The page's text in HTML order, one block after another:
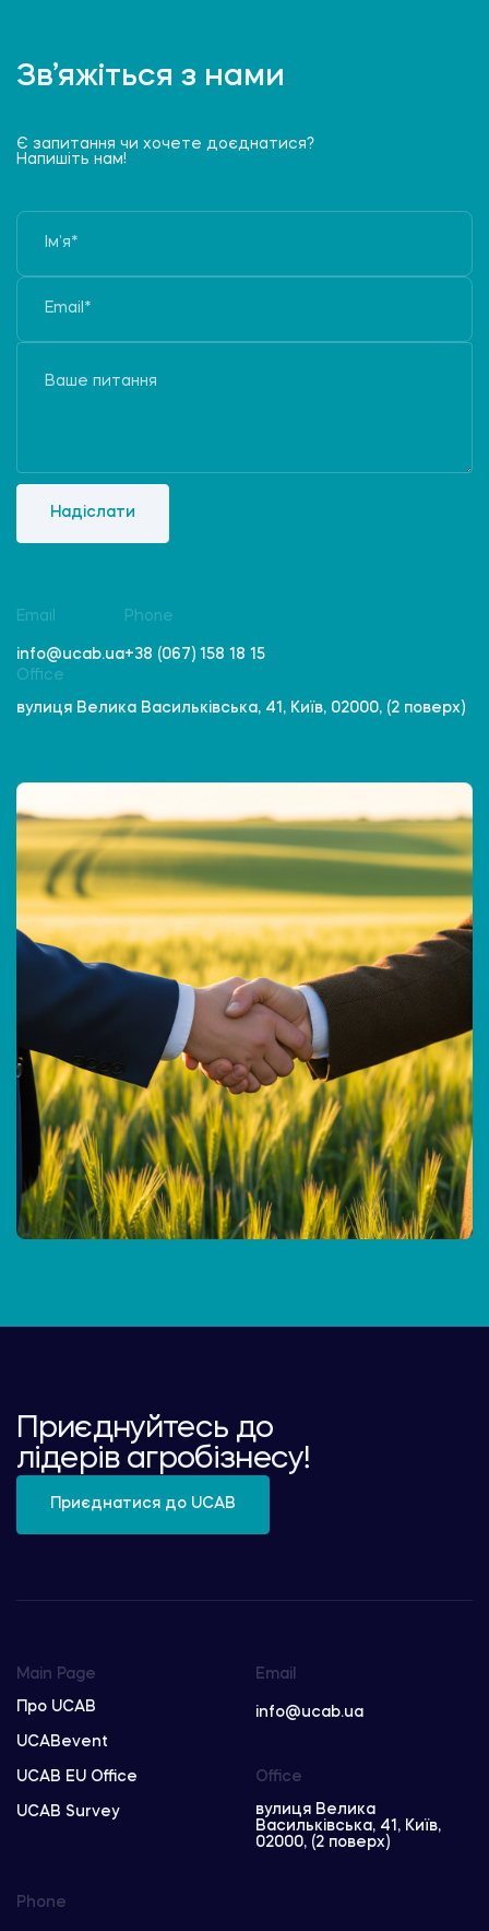
Зв’яжіться з нами
Є запитання чи хочете доєднатися?
Напишіть нам!
Надіслати
Email
info@ucab.ua
Phone
+38 (067) 158 18 15
Office
вулиця Велика Васильківська, 41, Київ, 02000, (2 поверх)
Приєднуйтесь до
лідерів агробізнесу!
Приєднатися до UCAB
Main Page
Про UCAB
UCABevent
UCAB EU Office
UCAB Survey
Email
info@ucab.ua
Phone
Office
вулиця Велика
Васильківська, 41, Київ,
02000, (2 поверх)